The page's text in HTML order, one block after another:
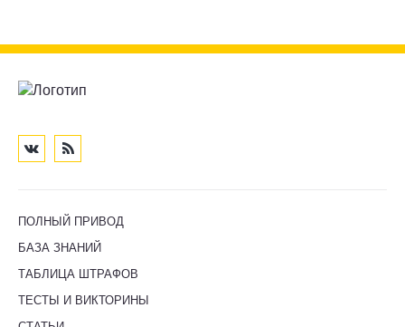
ПОЛНЫЙ ПРИВОД
БАЗА ЗНАНИЙ
ТАБЛИЦА ШТРАФОВ
ТЕСТЫ И ВИКТОРИНЫ